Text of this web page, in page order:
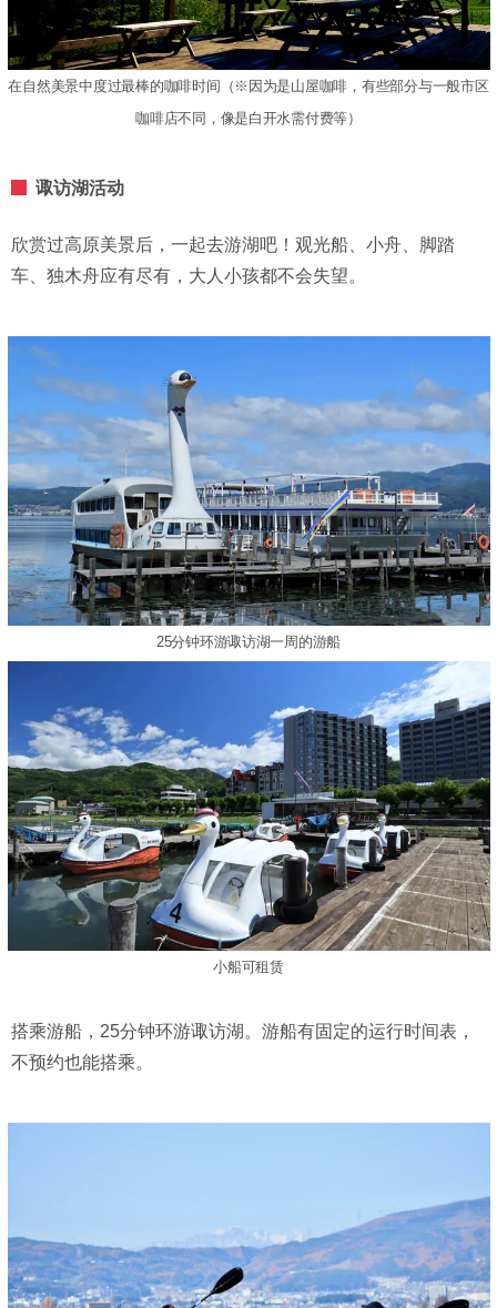
在自然美景中度过最棒的咖啡时间（※因为是山屋咖啡，有些部分与一般市区
咖啡店不同，像是白开水需付费等）
诹访湖活动
欣赏过高原美景后，一起去游湖吧！观光船、小舟、脚踏
车、独木舟应有尽有，大人小孩都不会失望。
25分钟环游诹访湖一周的游船
小船可租赁
搭乘游船，25分钟环游诹访湖。游船有固定的运行时间表，
不预约也能搭乘。